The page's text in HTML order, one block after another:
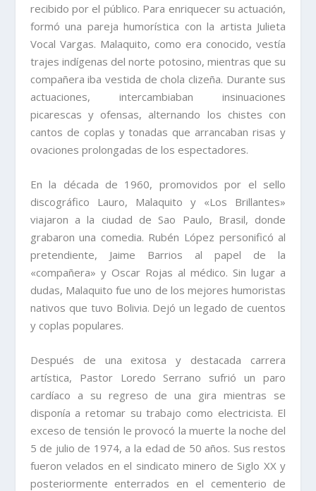
recibido por el público. Para enriquecer su actuación,
formó una pareja humorística con la artista Julieta
Vocal Vargas. Malaquito, como era conocido, vestía
trajes indígenas del norte potosino, mientras que su
compañera iba vestida de chola clizeña. Durante sus
actuaciones, intercambiaban insinuaciones
picarescas y ofensas, alternando los chistes con
cantos de coplas y tonadas que arrancaban risas y
ovaciones prolongadas de los espectadores.
En la década de 1960, promovidos por el sello
discográfico Lauro, Malaquito y «Los Brillantes»
viajaron a la ciudad de Sao Paulo, Brasil, donde
grabaron una comedia. Rubén López personificó al
pretendiente, Jaime Barrios al papel de la
«compañera» y Oscar Rojas al médico. Sin lugar a
dudas, Malaquito fue uno de los mejores humoristas
nativos que tuvo Bolivia. Dejó un legado de cuentos
y coplas populares.
Después de una exitosa y destacada carrera
artística, Pastor Loredo Serrano sufrió un paro
cardíaco a su regreso de una gira mientras se
disponía a retomar su trabajo como electricista. El
exceso de tensión le provocó la muerte la noche del
5 de julio de 1974, a la edad de 50 años. Sus restos
fueron velados en el sindicato minero de Siglo XX y
posteriormente enterrados en el cementerio de